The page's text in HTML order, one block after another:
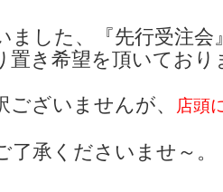
ました、『先行受注
置き希望を頂いており
ございませんが、
店頭
了承くださいませ～。